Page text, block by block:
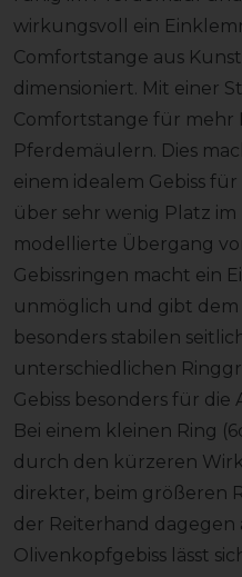
wirkungsvoll ein
Comfortstange aus
dimensioniert. Mit einer
Comfortstange für mehr
Pferdemäulern. Dies
einem idealem Gebiss
über sehr wenig Platz
modellierte Übergang
Gebissringen macht ein
unmöglich und gibt dem
besonders stabilen
unterschiedlichen
Gebiss besonders für
Bei einem kleinen Ring
durch den kürzeren
direkter, beim größeren
der Reiterhand dagegen
Olivenkopfgebiss lässt